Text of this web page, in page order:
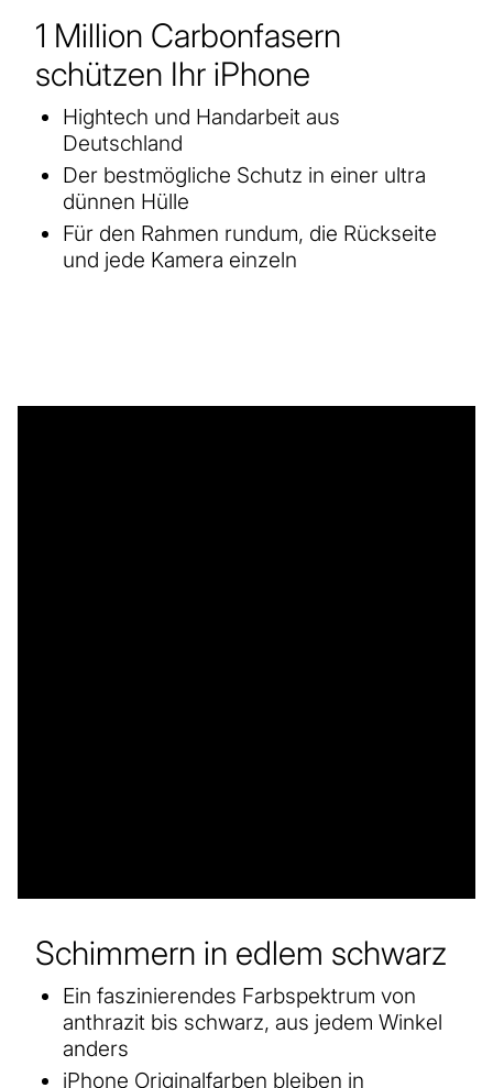
1 Million Carbonfasern
schützen Ihr iPhone
Hightech und Handarbeit aus
Deutschland
Der bestmögliche Schutz in einer ultra
dünnen Hülle
Für den Rahmen rundum, die Rückseite
und jede Kamera einzeln
Schimmern in edlem schwarz
Ein faszinierendes Farbspektrum von
anthrazit bis schwarz, aus jedem Winkel
anders
iPhone Originalfarben bleiben in